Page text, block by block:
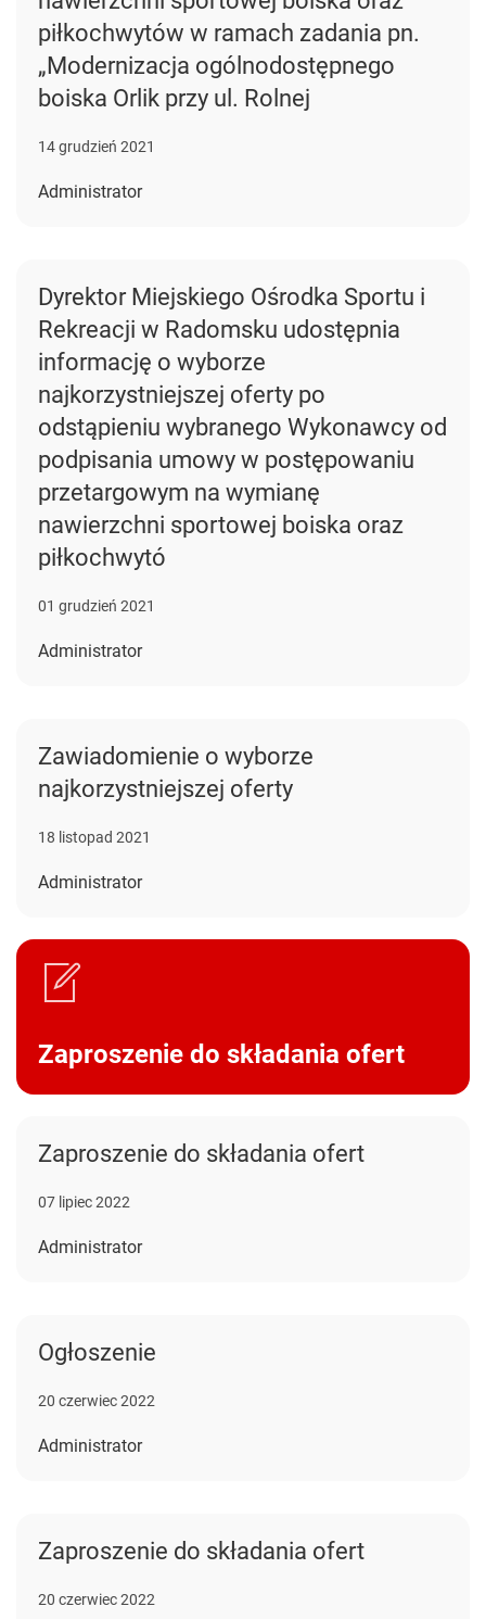
piłkochwytów w ramach zadania pn.
„Modernizacja ogólnodostępnego
boiska Orlik przy ul. Rolnej
14 grudzień 2021
Administrator
Dyrektor Miejskiego Ośrodka Sportu i
Rekreacji w Radomsku udostępnia
informację o wyborze
najkorzystniejszej oferty po
odstąpieniu wybranego Wykonawcy od
podpisania umowy w postępowaniu
przetargowym na wymianę
nawierzchni sportowej boiska oraz
piłkochwytó
01 grudzień 2021
Administrator
Zawiadomienie o wyborze
najkorzystniejszej oferty
18 listopad 2021
Administrator
Zaproszenie do składania ofert
Zaproszenie do składania ofert
07 lipiec 2022
Administrator
Ogłoszenie
20 czerwiec 2022
Administrator
Zaproszenie do składania ofert
20 czerwiec 2022